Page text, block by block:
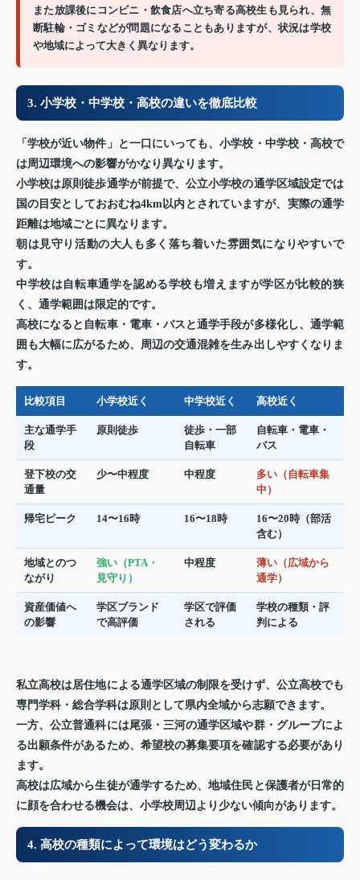
また放課後にコンビニ・飲食店へ立ち寄る高校生も見られ、無
断駐輪・ゴミなどが問題になることもありますが、状況は学校
や地域によって大きく異なります。
3. 小学校・中学校・高校の違いを徹底比較
「学校が近い物件」と一口にいっても、小学校・中学校・高校で
は周辺環境への影響がかなり異なります。
小学校は原則徒歩通学が前提で、公立小学校の通学区域設定では
国の目安としておおむね4km以内とされていますが、実際の通学
距離は地域ごとに異なります。
朝は見守り活動の大人も多く落ち着いた雰囲気になりやすいで
す。
中学校は自転車通学を認める学校も増えますが学区が比較的狭
く、通学範囲は限定的です。
高校になると自転車・電車・バスと通学手段が多様化し、通学範
囲も大幅に広がるため、周辺の交通混雑を生み出しやすくなりま
す。
比較項目 小学校近く 中学校近く 高校近く
主な通学手
段
原則徒歩
徒歩・一部
自転車
自転車・電車・
バス
登下校の交
通量
少〜中程度 中程度
多い（自転車集
中）
帰宅ピーク 14〜16時 16〜18時
16〜20時（部活
含む）
地域とのつ
ながり
強い（PTA・
見守り）
中程度
薄い（広域から
通学）
資産価値へ
の影響
学区ブランド
で高評価
学区で評価
される
学校の種類・評
判による
私立高校は居住地による通学区域の制限を受けず、公立高校でも
専門学科・総合学科は原則として県内全域から志願できます。
一方、公立普通科には尾張・三河の通学区域や群・グループによ
る出願条件があるため、希望校の募集要項を確認する必要があり
ます。
高校は広域から生徒が通学するため、地域住民と保護者が日常的
に顔を合わせる機会は、小学校周辺より少ない傾向があります。
4. 高校の種類によって環境はどう変わるか